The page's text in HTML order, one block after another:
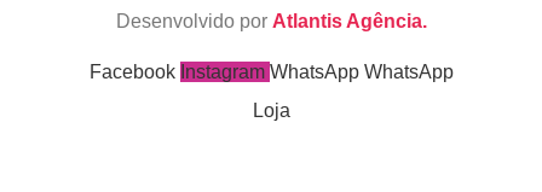
Desenvolvido por Atlantis Agência.
Facebook Instagram WhatsApp WhatsApp
Loja